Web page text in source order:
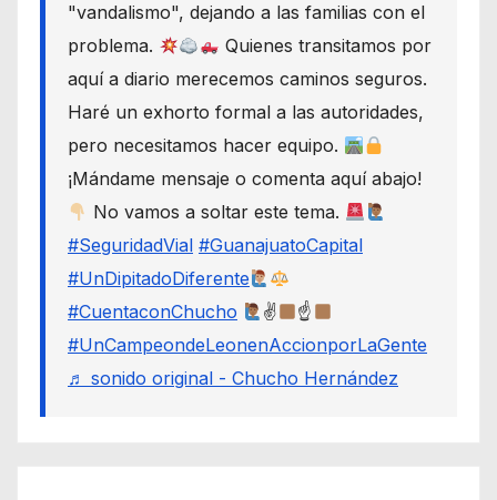
"vandalismo", dejando a las familias con el
problema.
Quienes transitamos por
aquí a diario merecemos caminos seguros.
Haré un exhorto formal a las autoridades,
pero necesitamos hacer equipo.
¡Mándame mensaje o comenta aquí abajo!
No vamos a soltar este tema.
#SeguridadVial #GuanajuatoCapital
#UnDipitadoDiferente
#CuentaconChucho
✌
☝
#UnCampeondeLeonenAccionporLaGente
♬ sonido original - Chucho Hernández